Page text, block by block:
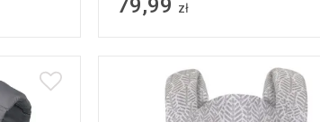
79,99 zł